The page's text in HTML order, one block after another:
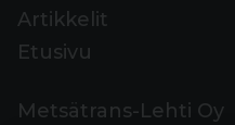
Artikkelit
Etusivu
Metsätrans-Lehti Oy